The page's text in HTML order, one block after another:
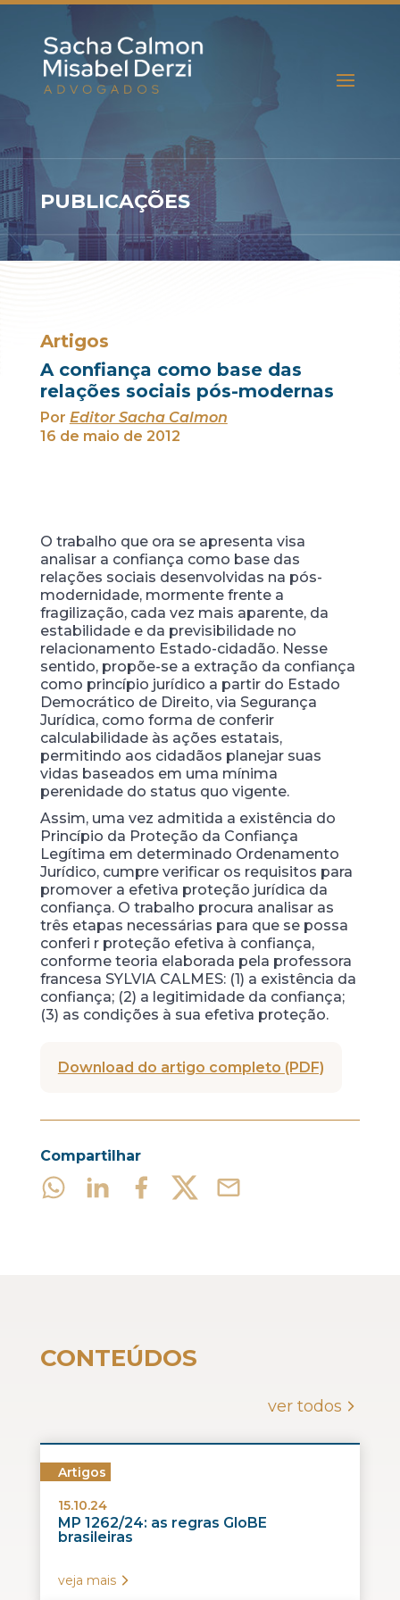
PUBLICAÇÕES
Artigos
A confiança como base das
relações sociais pós-modernas
Por Editor Sacha Calmon
16 de maio de 2012
O trabalho que ora se apresenta visa
analisar a confiança como base das
relações sociais desenvolvidas na pós-
modernidade, mormente frente a
fragilização, cada vez mais aparente, da
estabilidade e da previsibilidade no
relacionamento Estado-cidadão. Nesse
sentido, propõe-se a extração da confiança
como princípio jurídico a partir do Estado
Democrático de Direito, via Segurança
Jurídica, como forma de conferir
calculabilidade às ações estatais,
permitindo aos cidadãos planejar suas
vidas baseados em uma mínima
perenidade do status quo vigente.
Assim, uma vez admitida a existência do
Princípio da Proteção da Confiança
Legítima em determinado Ordenamento
Jurídico, cumpre verificar os requisitos para
promover a efetiva proteção jurídica da
confiança. O trabalho procura analisar as
três etapas necessárias para que se possa
conferi r proteção efetiva à confiança,
conforme teoria elaborada pela professora
francesa SYLVIA CALMES: (1) a existência da
confiança; (2) a legitimidade da confiança;
(3) as condições à sua efetiva proteção.
Download do artigo completo (PDF)
Compartilhar
CONTEÚDOS
ver todos
Artigos
15.10.24
MP 1262/24: as regras GloBE
brasileiras
veja mais